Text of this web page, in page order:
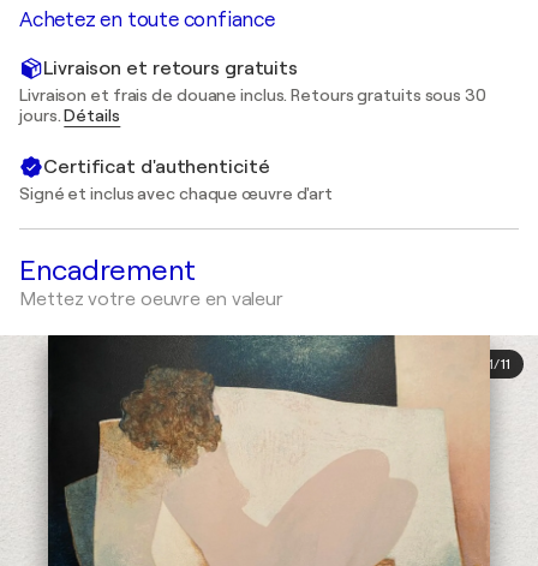
Achetez en toute confiance
Livraison et retours gratuits
Livraison et frais de douane inclus. Retours gratuits sous 30
jours.Détails
Certificat d'authenticité
Signé et inclus avec chaque œuvre d'art
Encadrement
Mettez votre oeuvre en valeur
1/11